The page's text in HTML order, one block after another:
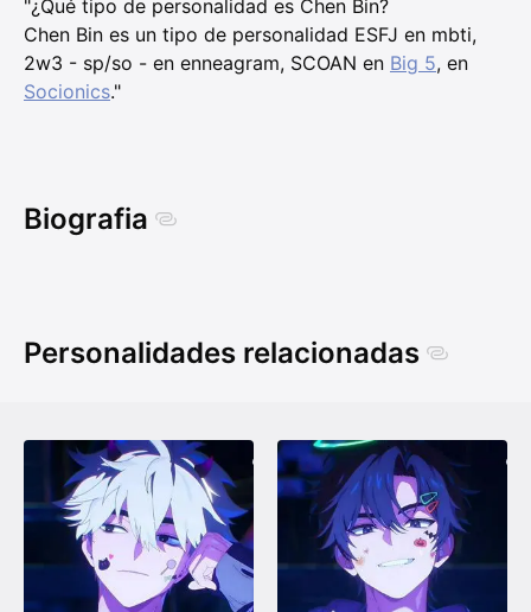
"¿Qué tipo de personalidad es Chen Bin?
Chen Bin es un tipo de personalidad ESFJ en mbti,
2w3 - sp/so - en enneagram, SCOAN en Big 5, en
Socionics."
Biografia
Personalidades relacionadas